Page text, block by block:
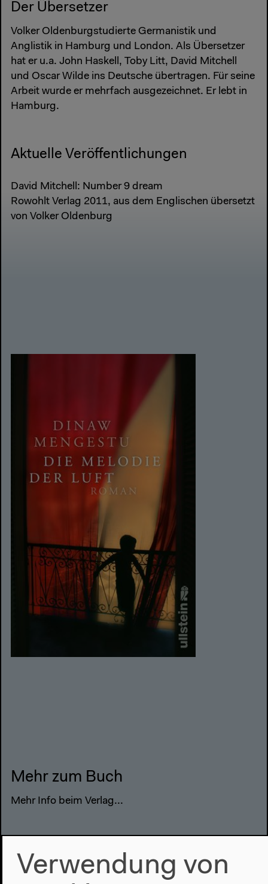
Der Übersetzer
Volker Oldenburgstudierte Germanistik und
Anglistik in Hamburg und London. Als Übersetzer
hat er u.a. John Haskell, Toby Litt, David Mitchell
und Oscar Wilde ins Deutsche übertragen. Für seine
Arbeit wurde er mehrfach ausgezeichnet. Er lebt in
Hamburg.
Aktuelle Veröffentlichungen
David Mitchell: Number 9 dream
Rowohlt Verlag 2011, aus dem Englischen übersetzt
von Volker Oldenburg
Mehr zum Buch
Mehr Info beim Verlag...
Verwendung von